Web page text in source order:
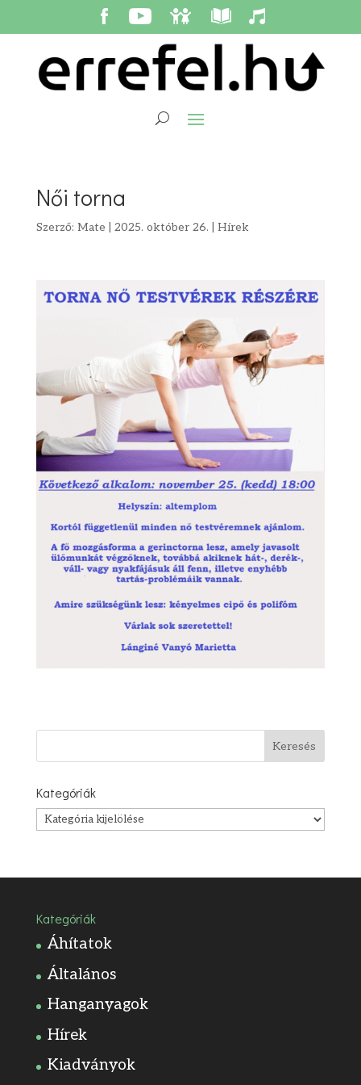
Női torna
Szerző: Mate 2025. október 26. Hírek
Kategóriák
Kategóriák
Kategóriák
Áhítatok
Általános
Hanganyagok
Hírek
Kiadványok